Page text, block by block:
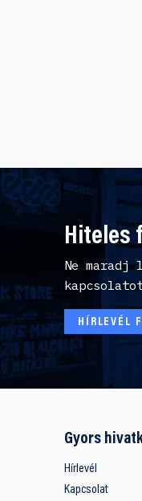
Hiteles
Ne
HÍRLEVÉL
Gyors
Hírlevél
Kapcsolat